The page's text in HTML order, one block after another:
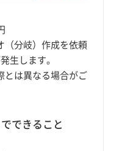
（分岐）作成を依頼
生します。
とは異なる場合がご
できること